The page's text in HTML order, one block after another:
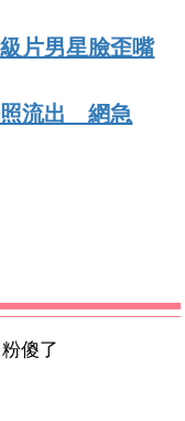
片男星臉歪嘴
照流出 網急
傻了